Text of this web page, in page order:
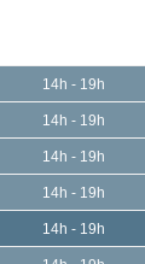
14h - 19h
14h - 19h
14h - 19h
14h - 19h
14h - 19h